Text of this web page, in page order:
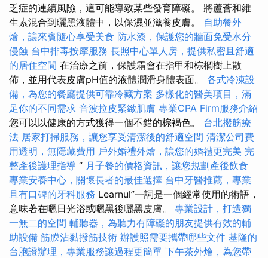
乏症的連續風險，這可能導致某些發育障礙。 將蘆薈和維
生素混合到曬黑液體中，以保濕並滋養皮膚。 自助餐外
燴，讓來賓隨心享受美食 防水漆，保護您的牆面免受水分
侵蝕 台中排毒按摩服務 長照中心單人房，提供私密且舒適
的居住空間 在治療之前，保護霜會在指甲和棕櫚樹上散
佈，並用代表皮膚pH值的液體潤滑身體表面。 各式冷凍設
備，為您的餐廳提供可靠冷藏方案 多樣化的醫美項目，滿
足你的不同需求 音波拉皮緊緻肌膚 專業CPA Firm服務介紹
您可以以健康的方式獲得一個不錯的棕褐色。 台北撥筋療
法 居家打掃服務，讓您享受清潔後的舒適空間 清潔公司費
用透明，無隱藏費用 戶外婚禮外燴，讓您的婚禮更完美 完
整產後護理指導 “ 月子餐的價格資訊，讓您規劃產後飲食
專業安養中心，關懷長者的最佳選擇 台中牙醫推薦，專業
且有口碑的牙科服務 Learnul”一詞是一個經常使用的術語，
意味著在曬日光浴或曬黑後曬黑皮膚。 專業設計，打造獨
一無二的空間 輔聽器，為聽力有障礙的朋友提供有效的輔
助設備 筋膜沾黏撥筋技術 辦護照需要攜帶哪些文件 基隆的
台胞證辦理，專業服務讓過程更簡單 下午茶外燴，為您帶